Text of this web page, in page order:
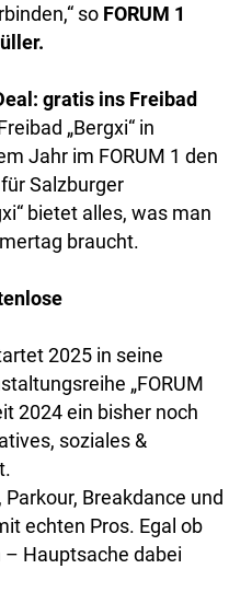
so FORUM 1
gratis ins Freibad
„Bergxi“ in
Jahr im FORUM 1 den
Salzburger
bietet alles, was man
braucht.
2025 in seine
„FORUM
2024 ein bisher noch
soziales &
Breakdance und
echten Pros. Egal ob
– Hauptsache dabei